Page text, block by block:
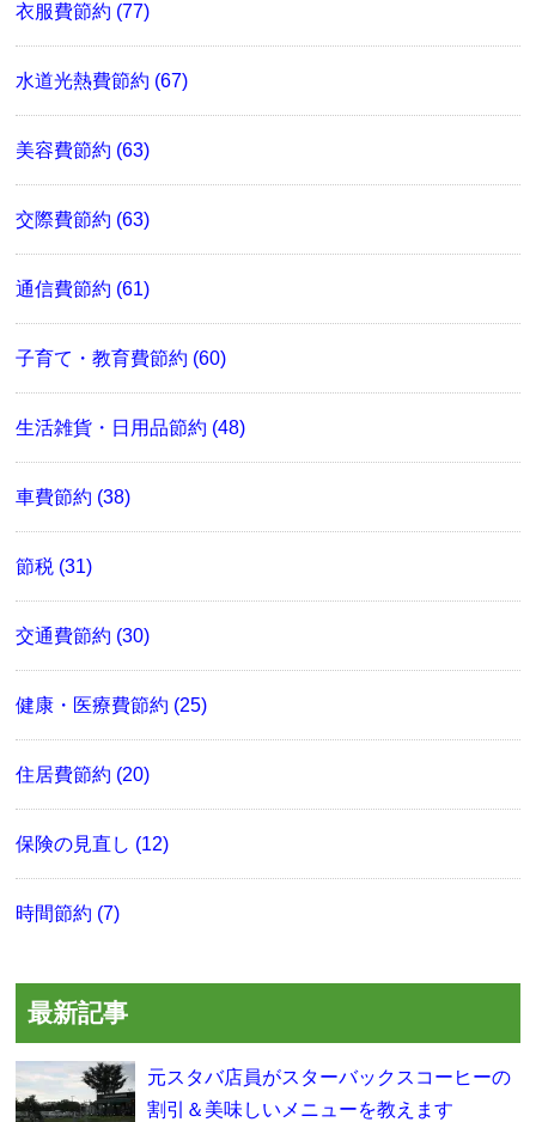
衣服費節約 (77)
水道光熱費節約 (67)
美容費節約 (63)
交際費節約 (63)
通信費節約 (61)
子育て・教育費節約 (60)
生活雑貨・日用品節約 (48)
車費節約 (38)
節税 (31)
交通費節約 (30)
健康・医療費節約 (25)
住居費節約 (20)
保険の見直し (12)
時間節約 (7)
最新記事
元スタバ店員がスターバックスコーヒーの
割引＆美味しいメニューを教えます